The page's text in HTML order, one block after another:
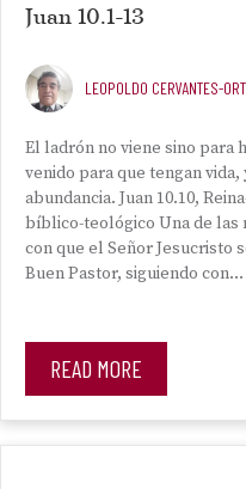
Juan 10.1-13
LEOPOLDO CERVANTES-
El ladrón no viene sino para
venido para que tengan
abundancia. Juan 10.10,
bíblico-teológico Una de las
con que el Señor Jesucristo
Buen Pastor, siguiendo con…
READ MORE